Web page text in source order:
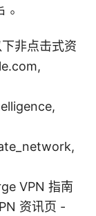
非点击式资
VPN 指南
资讯页 -